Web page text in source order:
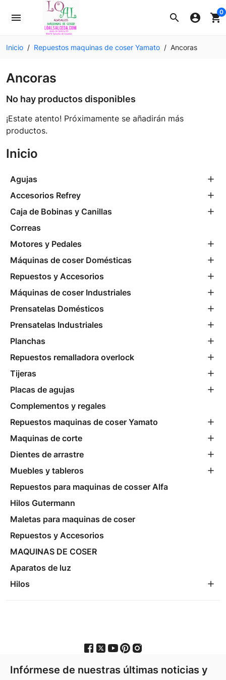
search
menu account_circle shopping_cart0
Inicio Repuestos maquinas de coser Yamato Ancoras
Inicio
Agujas
Accesorios Refrey
Caja de Bobinas y Canillas
Correas
Motores y Pedales
Máquinas de coser Domésticas
Repuestos y Accesorios
Máquinas de coser Industriales
Prensatelas Domésticos
Prensatelas Industriales
Planchas
Repuestos remalladora overlock
Tijeras
Placas de agujas
Complementos y regales
Repuestos maquinas de coser Yamato
Maquinas de corte
Dientes de arrastre
Muebles y tableros
Repuestos para maquinas de cosser Alfa
Hilos Gutermann
Maletas para maquinas de coser
Repuestos y Accesorios
MAQUINAS DE COSER
Aparatos de luz
Hilos
Ancoras
No hay productos disponibles
¡Estate atento! Próximamente se añadirán más
productos.
Infórmese de nuestras últimas noticias y